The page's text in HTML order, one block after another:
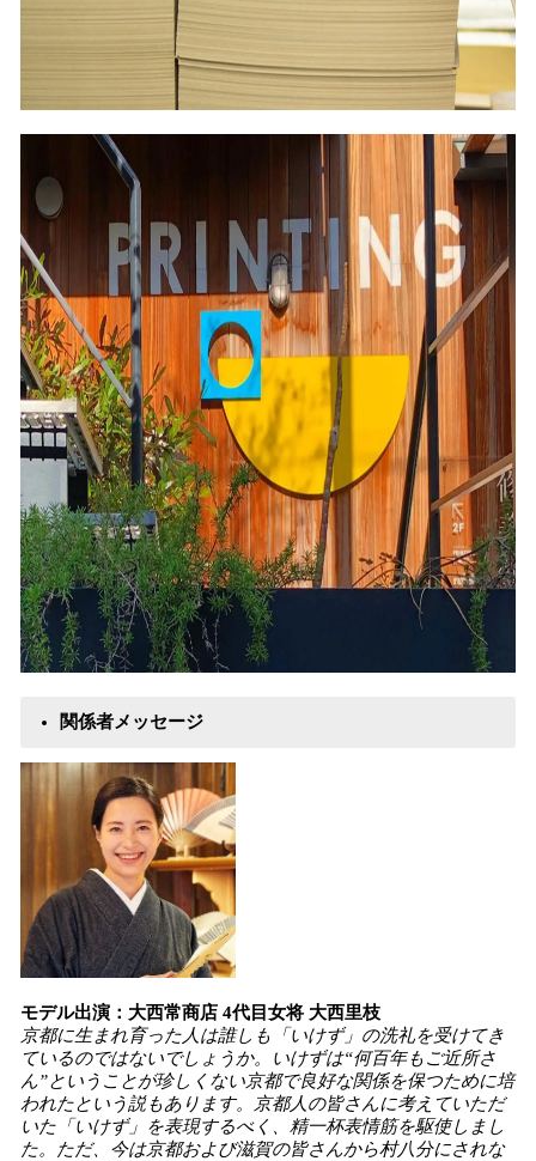
関係者メッセージ
モデル出演：大西常商店 4代目女将 大西里枝
京都に生まれ育った人は誰しも「いけず」の洗礼を受けてき
ているのではないでしょうか。いけずは“何百年もご近所さ
ん”ということが珍しくない京都で良好な関係を保つために培
われたという説もあります。京都人の皆さんに考えていただ
いた「いけず」を表現するべく、精一杯表情筋を駆使しまし
た。ただ、今は京都および滋賀の皆さんから村八分にされな